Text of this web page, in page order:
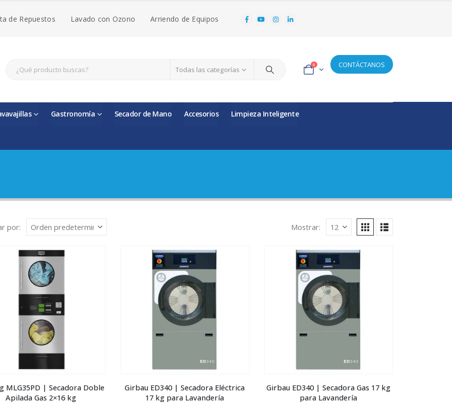
de Repuestos Lavado con Ozono Arriendo de Equipos
Todas las categorías
0 CONTÁCTANOS
Gastronomía Secador de Mano Accesorios Limpieza Inteligente
por: Mostrar:
MLG35PD | Secadora Doble
Apilada Gas 2×16 kg
Girbau ED340 | Secadora Eléctrica
17 kg para Lavandería
Girbau ED340 | Secadora Gas 17 kg
para Lavandería